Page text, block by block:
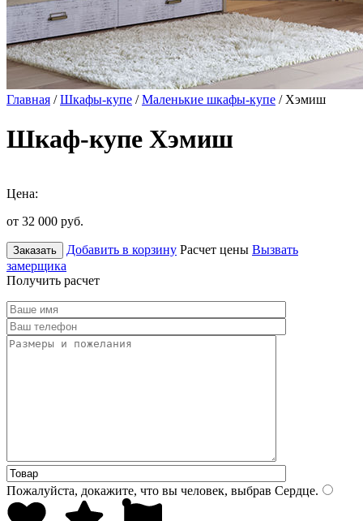
Главная /Шкафы-купе /Маленькие шкафы-купе / Хэмиш
Шкаф-купе Хэмиш
Цена:
от 32 000 руб.
Заказать Добавить в корзину Расчет цены Вызвать
замерщика
Получить расчет
Пожалуйста, докажите, что вы человек, выбрав Сердце.